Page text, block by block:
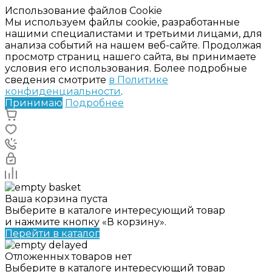
Использование файлов Cookie
Мы используем файлы cookie, разработанные
нашими специалистами и третьими лицами, для
анализа событий на нашем веб-сайте. Продолжая
просмотр страниц нашего сайта, вы принимаете
условия его использования. Более подробные
сведения смотрите в Политике
конфиденциальности.
Принимаю Подробнее
Ваша корзина пуста
Выберите в каталоге интересующий товар
и нажмите кнопку «В корзину».
Перейти в каталог
Отложенных товаров нет
Выберите в каталоге интересующий товар